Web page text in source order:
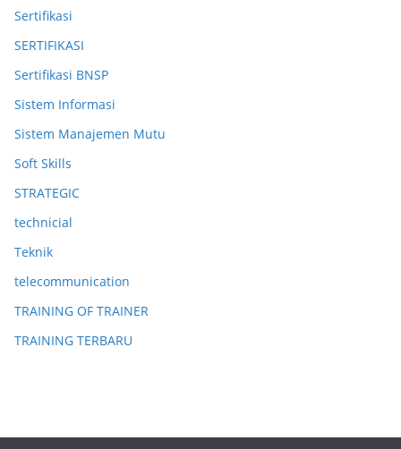
Sertifikasi
SERTIFIKASI
Sertifikasi BNSP
Sistem Informasi
Sistem Manajemen Mutu
Soft Skills
STRATEGIC
technicial
Teknik
telecommunication
TRAINING OF TRAINER
TRAINING TERBARU